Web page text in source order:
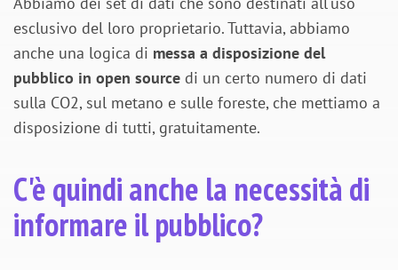
esclusivo del loro proprietario. Tuttavia, abbiamo
anche una logica di messa a disposizione del
pubblico in open source di un certo numero di dati
sulla CO2, sul metano e sulle foreste, che mettiamo a
disposizione di tutti, gratuitamente.
C'è quindi anche la necessità di
informare il pubblico?